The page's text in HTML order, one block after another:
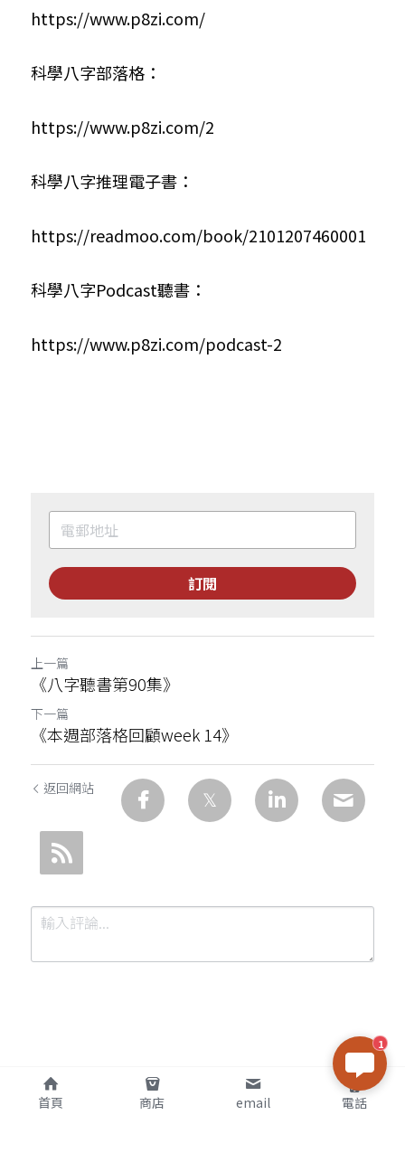
https://www.p8zi.com/
科學八字部落格：
https://www.p8zi.com/2
科學八字推理電子書：
https://readmoo.com/book/2101207460001
科學八字Podcast聽書：
https://www.p8zi.com/podcast-2
訂閱
上一篇
《八字聽書第90集》
下一篇
《本週部落格回顧week 14》
返回網站
提交
1
首頁 商店 email 電話